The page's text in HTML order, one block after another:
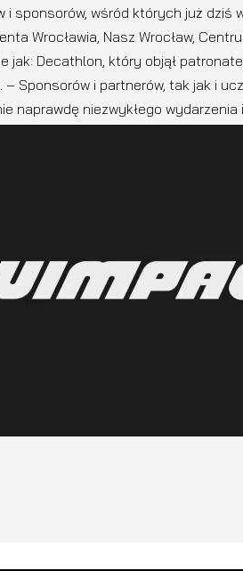
sponsorów, wśród których już dziś
Wrocławia, Nasz Wrocław,
jak: Decathlon, który objął
Sponsorów i partnerów, tak jak i
naprawdę niezwykłego